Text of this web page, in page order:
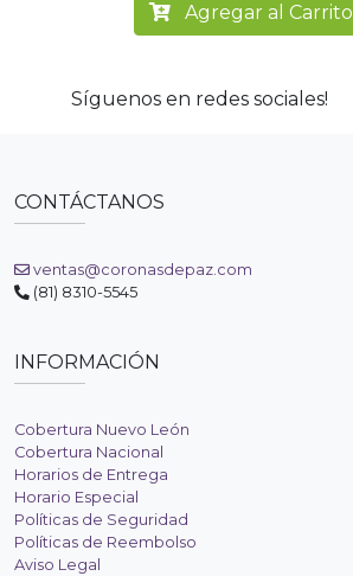
Agregar al Carrito
Síguenos en redes sociales!
CONTÁCTANOS
ventas@coronasdepaz.com
(81) 8310-5545
INFORMACIÓN
Cobertura Nuevo León
Cobertura Nacional
Horarios de Entrega
Horario Especial
Políticas de Seguridad
Políticas de Reembolso
Aviso Legal